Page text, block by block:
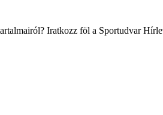
Iratkozz föl a Sportudvar